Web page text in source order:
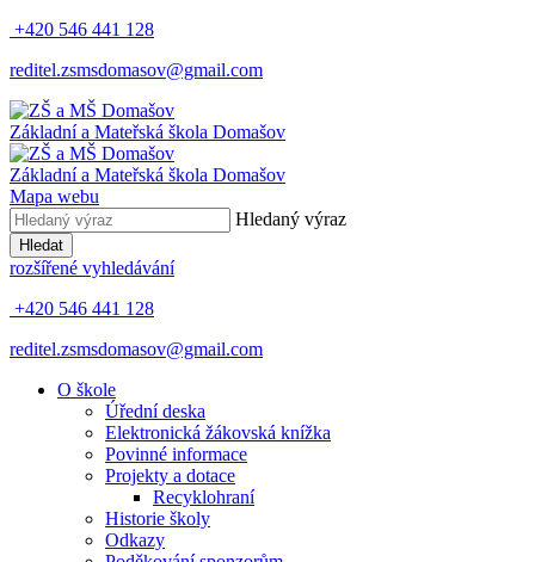
+420 546 441 128
reditel.zsmsdomasov@gmail.com
Základní a Mateřská škola Domašov
Základní a Mateřská škola Domašov
Mapa webu
Hledaný výraz
Hledat
rozšířené vyhledávání
+420 546 441 128
reditel.zsmsdomasov@gmail.com
O škole
Úřední deska
Elektronická žákovská knížka
Povinné informace
Projekty a dotace
Recyklohraní
Historie školy
Odkazy